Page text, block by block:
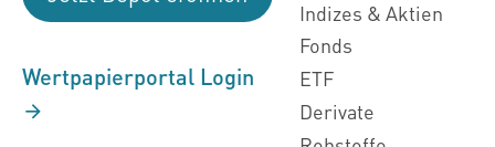
Wertpapierportal Login
Indizes & Aktien
Fonds
ETF
Derivate